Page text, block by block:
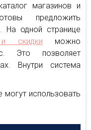
магазинов и
предложить
На одной странице
скидки можно
Это позволяет
Внутри система
могут использовать